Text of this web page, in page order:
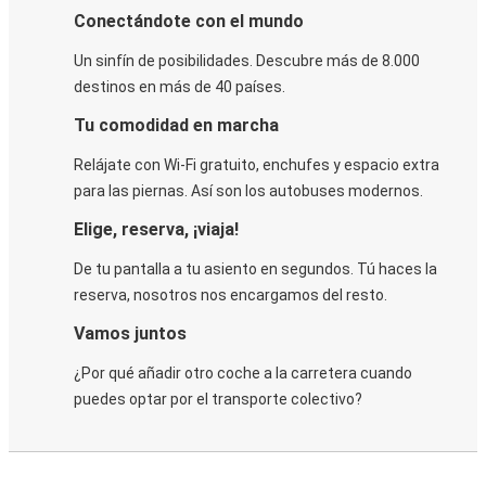
Conectándote con el mundo
Un sinfín de posibilidades. Descubre más de 8.000
destinos en más de 40 países.
Tu comodidad en marcha
Relájate con Wi-Fi gratuito, enchufes y espacio extra
para las piernas. Así son los autobuses modernos.
Elige, reserva, ¡viaja!
De tu pantalla a tu asiento en segundos. Tú haces la
reserva, nosotros nos encargamos del resto.
Vamos juntos
¿Por qué añadir otro coche a la carretera cuando
puedes optar por el transporte colectivo?